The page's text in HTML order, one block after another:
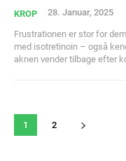
KROP 28. Januar, 2025
Frustrationen er stor for
med isotretinoin – også
aknen vender tilbage efter
1 2